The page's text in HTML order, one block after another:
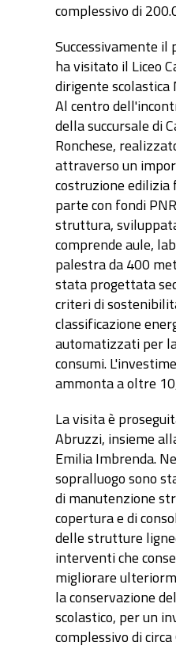
complessivo di
Successivamente il
ha visitato il Liceo
dirigente scolastica
Al centro
della succursale di
Ronchese,
attraverso un
costruzione
parte con fondi
struttura,
comprende aule,
palestra da 400
stata progettata
criteri di
classificazione
automatizzati per
consumi.
ammonta a oltre
La visita è
Abruzzi, insieme
Emilia Imbrenda.
sopralluogo sono
di manutenzione
copertura e di
delle strutture
interventi che
migliorare
la conservazione
scolastico, per un
complessivo di